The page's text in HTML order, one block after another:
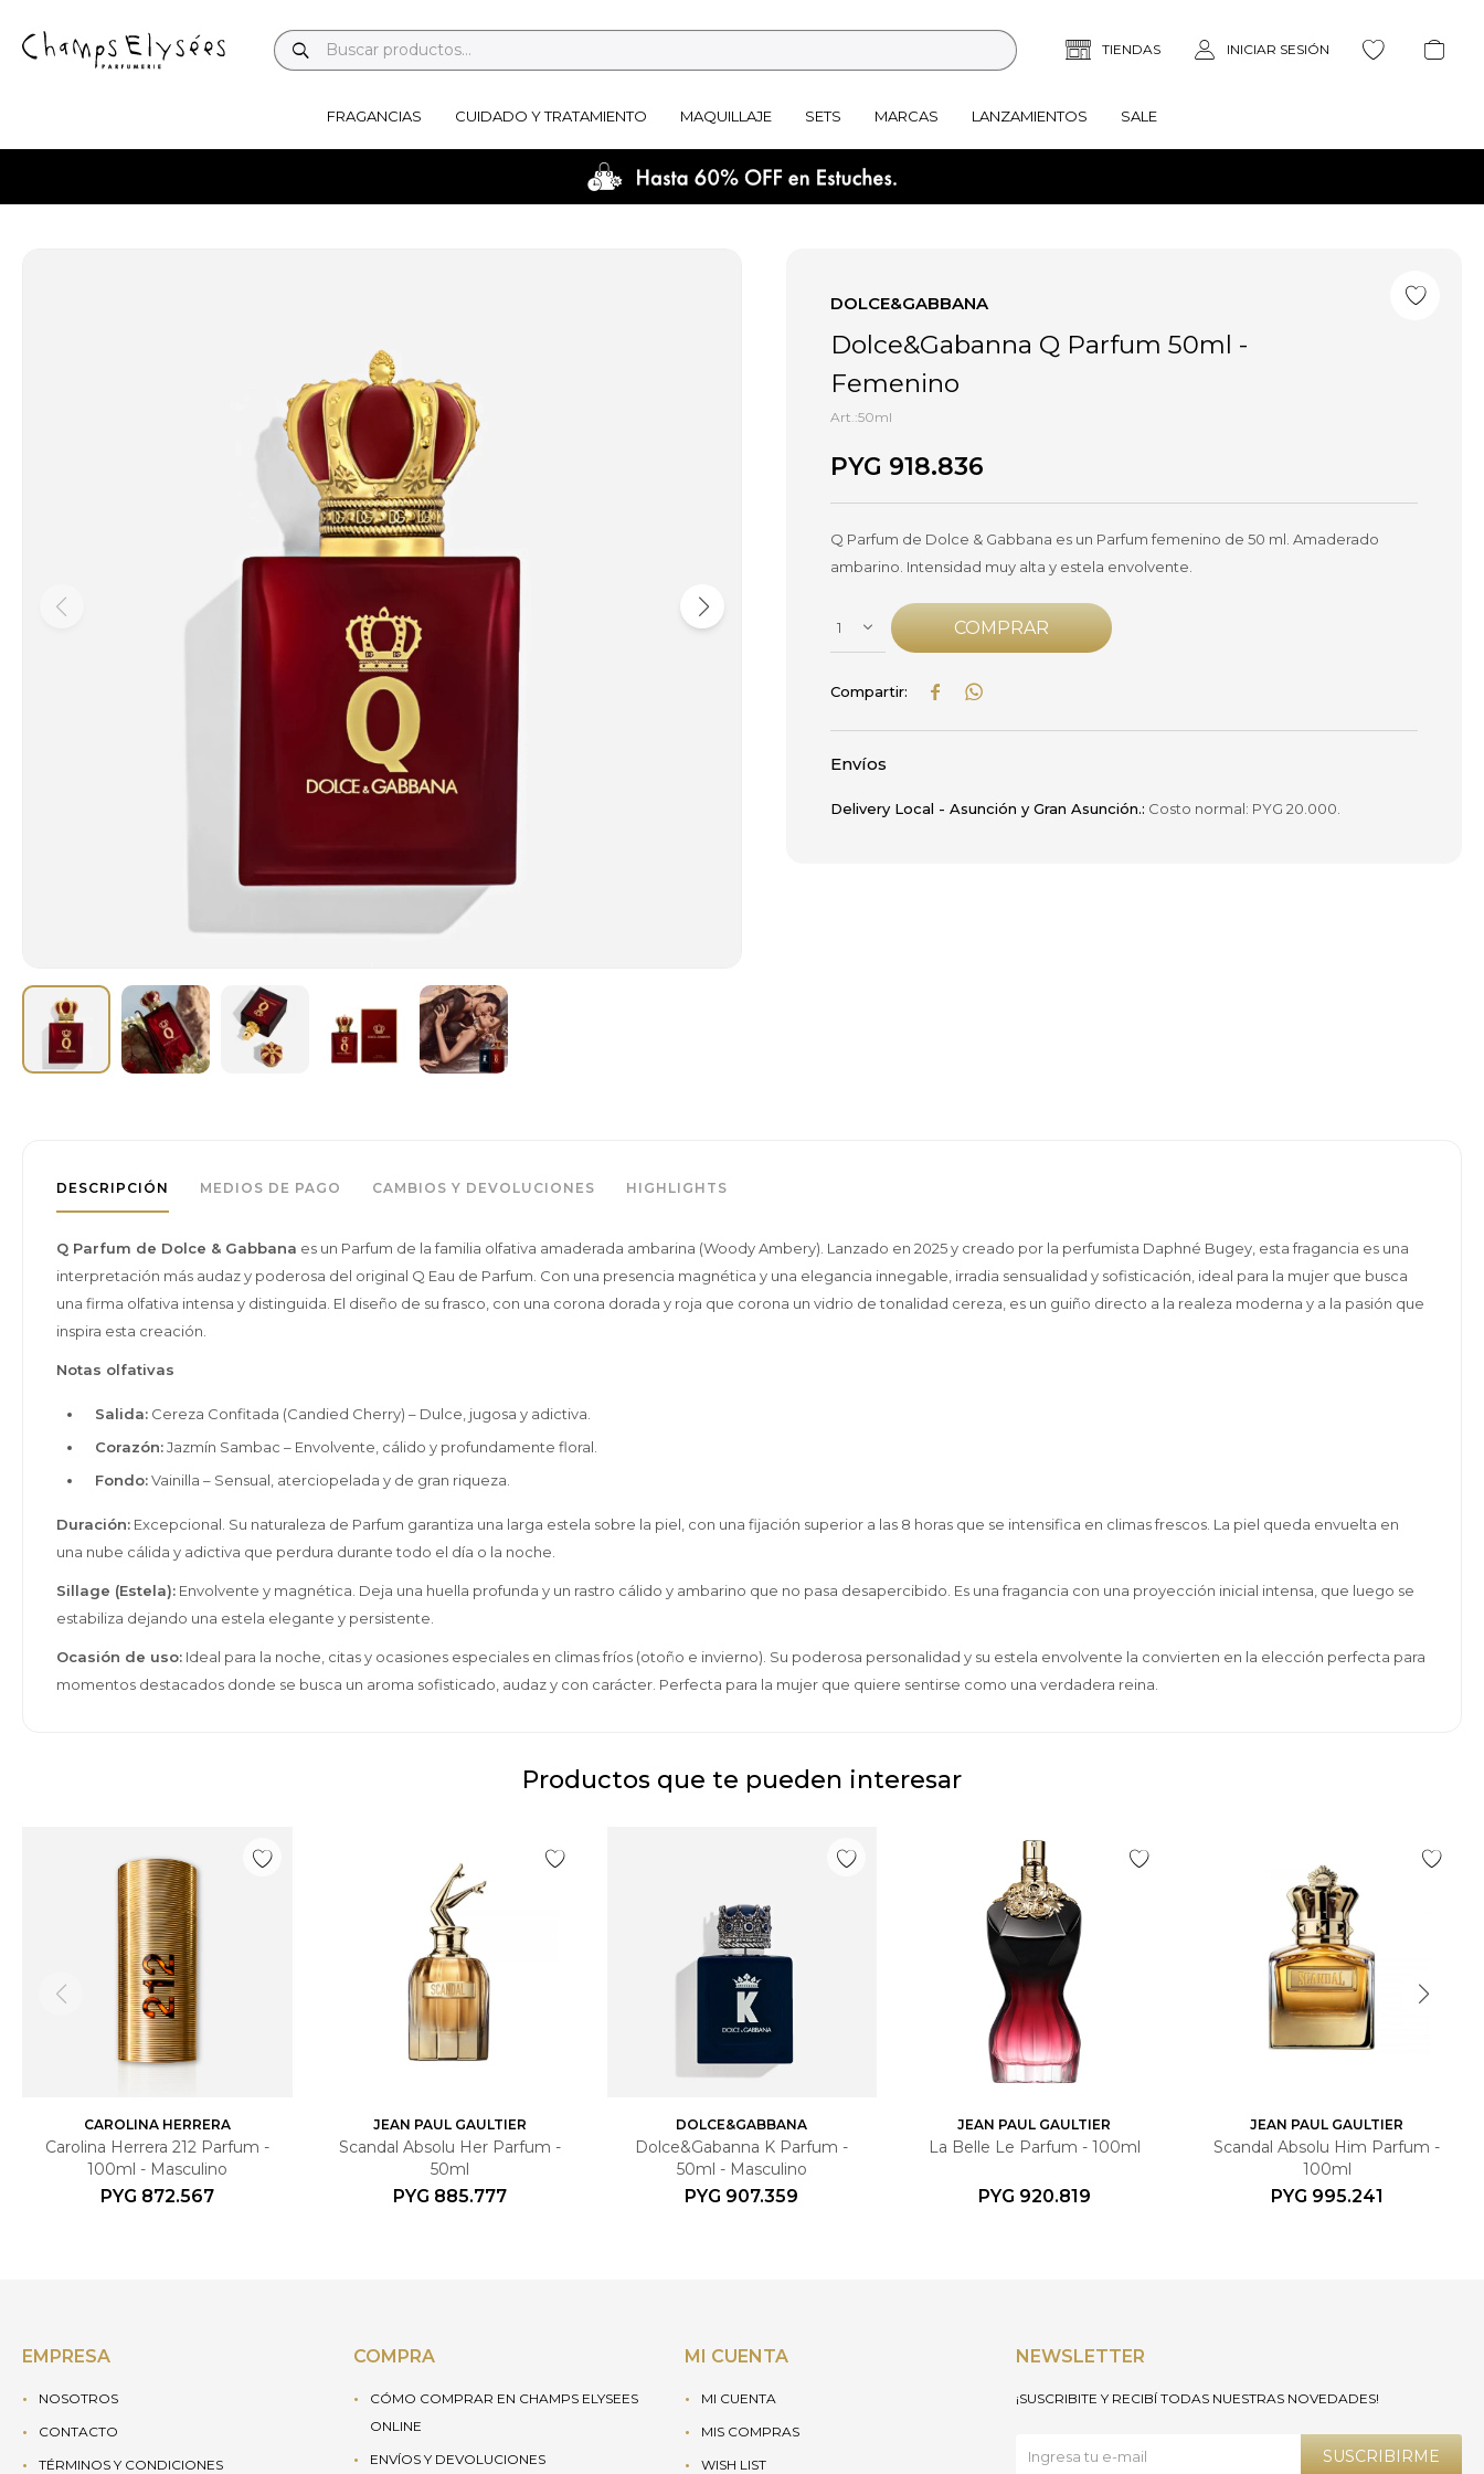
FRAGANCIAS CUIDADO Y TRATAMIENTO MAQUILLAJE SETS MARCAS LANZAMIENTOS SALE
DOLCE&GABBANA
Dolce&Gabanna Q Parfum 50ml -
Femenino
50ml
PYG 918.836
Q Parfum de Dolce & Gabbana es un Parfum femenino de 50 ml. Amaderado
ambarino. Intensidad muy alta y estela envolvente.
1 COMPRAR
 
Envíos
Delivery Local - Asunción y Gran Asunción.: Costo normal: PYG 20.000.
DESCRIPCIÓN MEDIOS DE PAGO CAMBIOS Y DEVOLUCIONES HIGHLIGHTS
Q Parfum de Dolce & Gabbana es un Parfum de la familia olfativa amaderada ambarina (Woody Ambery). Lanzado en 2025 y creado por la perfumista Daphné Bugey, esta fragancia es una
interpretación más audaz y poderosa del original Q Eau de Parfum. Con una presencia magnética y una elegancia innegable, irradia sensualidad y sofisticación, ideal para la mujer que busca
una firma olfativa intensa y distinguida. El diseño de su frasco, con una corona dorada y roja que corona un vidrio de tonalidad cereza, es un guiño directo a la realeza moderna y a la pasión que
inspira esta creación.
Notas olfativas
Salida: Cereza Confitada (Candied Cherry) – Dulce, jugosa y adictiva.
Corazón:Jazmín Sambac – Envolvente, cálido y profundamente floral.
Fondo:Vainilla – Sensual, aterciopelada y de gran riqueza.
Duración: Excepcional. Su naturaleza de Parfum garantiza una larga estela sobre la piel, con una fijación superior a las 8 horas que se intensifica en climas frescos. La piel queda envuelta en
una nube cálida y adictiva que perdura durante todo el día o la noche.
Sillage (Estela): Envolvente y magnética. Deja una huella profunda y un rastro cálido y ambarino que no pasa desapercibido. Es una fragancia con una proyección inicial intensa, que luego se
estabiliza dejando una estela elegante y persistente.
Ocasión de uso: Ideal para la noche, citas y ocasiones especiales en climas fríos (otoño e invierno). Su poderosa personalidad y su estela envolvente la convierten en la elección perfecta para
momentos destacados donde se busca un aroma sofisticado, audaz y con carácter. Perfecta para la mujer que quiere sentirse como una verdadera reina.
Productos que te pueden interesar
CAROLINA HERRERA
Carolina Herrera 212 Parfum -
100ml - Masculino
PYG 872.567
JEAN PAUL GAULTIER
Scandal Absolu Her Parfum -
50ml
PYG 885.777
DOLCE&GABBANA
Dolce&Gabanna K Parfum -
50ml - Masculino
PYG 907.359
JEAN PAUL GAULTIER
La Belle Le Parfum - 100ml
PYG 920.819
JEAN PAUL GAULTIER
Scandal Absolu Him Parfum -
100ml
PYG 995.241
EMPRESA
NOSOTROS
CONTACTO
TÉRMINOS Y CONDICIONES
COMPRA
CÓMO COMPRAR EN CHAMPS ELYSEES
ONLINE
ENVÍOS Y DEVOLUCIONES
MI CUENTA
MI CUENTA
MIS COMPRAS
WISH LIST
NEWSLETTER
¡SUSCRIBITE Y RECIBÍ TODAS NUESTRAS NOVEDADES!
SUSCRIBIRME